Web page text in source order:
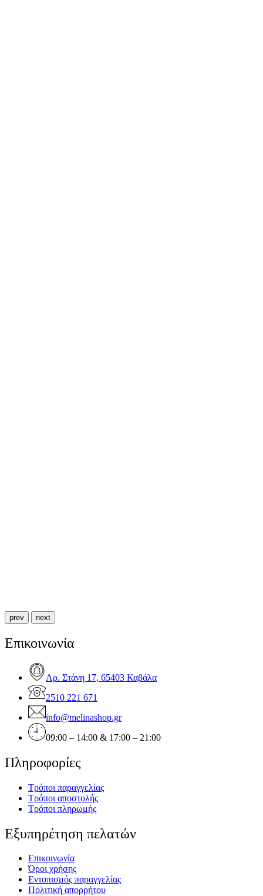
prev next
Επικοινωνία
Αρ. Στάνη 17, 65403 Καβάλα
2510 221 671
info@melinashop.gr
09:00 – 14:00 & 17:00 – 21:00
Πληροφορίες
Τρόποι παραγγελίας
Τρόποι αποστολής
Τρόποι πληρωμής
Εξυπηρέτηση πελατών
Επικοινωνία
Όροι χρήσης
Εντοπισμός παραγγελίας
Πολιτική απορρήτου